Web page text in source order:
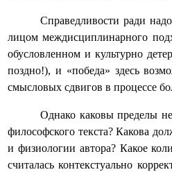
Справедливости ради
лицом междисциплинарного
обусловленном и культурно
поздно!), и «победа» здесь
смысловых сдвигов в процессе
Однако каковы пределы
философского текста? Какова
и физиологии автора? Какое
считалась контекстуально